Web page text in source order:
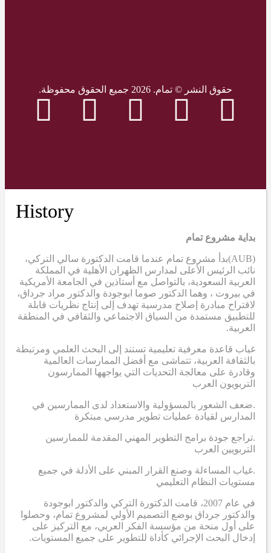
حقوق النشر © تمام. 2026 جميع الحقوق محفوظة.
History
بداية مشروع تمام
(AUB)
بدأ مشروع تمام عندما قامت الدكتورة سالي التركي،
نائب الرئيس الأعلى لمدارس الظهران الأهلية في المملكة
العربية السعودية، بالتواصل مع أستاذين في الجامعة الأمريكية
في بيروت ، وهما الدكتور صوما ابوجودة والدكتور مراد جرداق،
لاقتراح مبادرة إصلاح مدرسية تهدف إلى إنتاج نظريات قابلة
للتطبيق مستمدة من السياق الاجتماعي والثقافي في المنطقة
العربية.
غياب قاعدة معرفية تعليمية تستند إلى البحث العلمي ومرتبطة
بالثقافة العربية، تتماشى مع أفضل الممارسات العالمية
وقادرة على معالجة التحديات التي يواجهها الممارسون
التربويون العرب
.ضعف الشعور بالمسؤولية والاستعداد لدى الممارسين في
المدارس لقيادة عمليات تطوير مدرسي مبتكرة
.تراجع جودة برامج التطوير المهني المقدمة للممارسين
التربويين العرب
.غياب المساءلة وصنع القرار المبني على الأدلة في جميع
مستويات النظام التعليمي
في عام 2007، قامت الدكتورة التركي والدكتور ابوجودة
والدكتور جرداق بوضع التصميم الأولي لمشروع تمام، وحصلوا
على أول منحة من مؤسسة الفكر العربي، مع التركيز على
إدخال البحث الإجرائي كأداة للتطوير على جميع المستويات.